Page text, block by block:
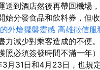
送到酒店然後再帶回機場
始分發食品和飲料券，但
外燴擺盤靈感 高雄徵信服
力減少對乘客造成的不便
照必須簽發時間不滿一年
3月31日和4月23日，也規